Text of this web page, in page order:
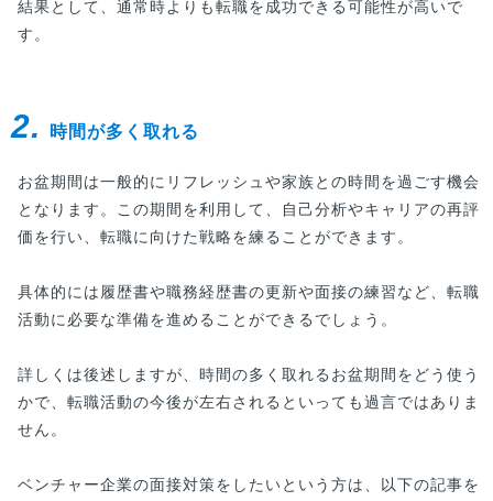
結果として、通常時よりも転職を成功できる可能性が高いで
す。
2. 時間が多く取れる
お盆期間は一般的にリフレッシュや家族との時間を過ごす機会
となります。この期間を利用して、自己分析やキャリアの再評
価を行い、転職に向けた戦略を練ることができます。
具体的には履歴書や職務経歴書の更新や面接の練習など、転職
活動に必要な準備を進めることができるでしょう。
詳しくは後述しますが、時間の多く取れるお盆期間をどう使う
かで、転職活動の今後が左右されるといっても過言ではありま
せん。
ベンチャー企業の面接対策をしたいという方は、以下の記事を